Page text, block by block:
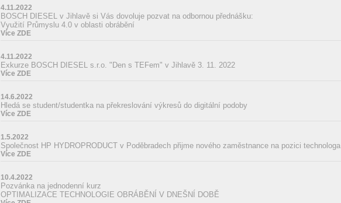
4.11.2022
BOSCH DIESEL v Jihlavě si Vás dovoluje pozvat na odbornou přednášku:
Využití Průmyslu 4.0 v oblasti obrábění
Více ZDE
4.11.2022
Exkurze BOSCH DIESEL s.r.o. "Den s TEFem" v Jihlavě 3. 11. 2022
Více ZDE
14.6.2022
Hledá se student/studentka na překreslování výkresů do digitální podoby
Více ZDE
1.5.2022
Společnost HP HYDROPRODUCT v Poděbradech přijme nového zaměstnance na pozici technologa
Více ZDE
10.4.2022
Pozvánka na jednodenní kurz
OPTIMALIZACE TECHNOLOGIE OBRÁBĚNÍ V DNEŠNÍ DOBĚ